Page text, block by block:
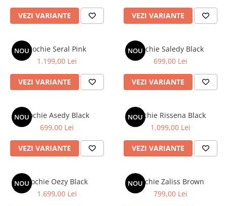
VEZI VARIANTE VEZI VARIANTE
NOURochie Seral Pink
1.199,00 Lei
VEZI VARIANTE
NOURochie Saledy Black
699,00 Lei
VEZI VARIANTE
NOURochie Asedy Black
699,00 Lei
VEZI VARIANTE
NOURochie Rissena Black
1.099,00 Lei
VEZI VARIANTE
NOURochie Oezy Black
1.699,00 Lei
NOURochie Zaliss Brown
799,00 Lei